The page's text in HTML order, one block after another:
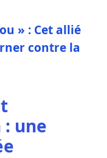
» : Cet allié
contre la
une